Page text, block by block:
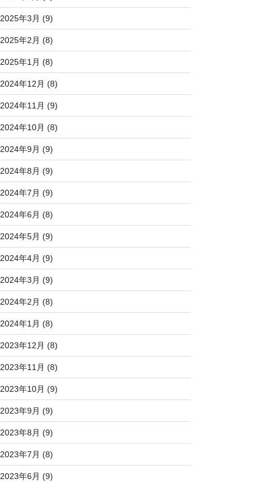
2025年3月 (9)
2025年2月 (8)
2025年1月 (8)
2024年12月 (8)
2024年11月 (9)
2024年10月 (8)
2024年9月 (9)
2024年8月 (9)
2024年7月 (9)
2024年6月 (8)
2024年5月 (9)
2024年4月 (9)
2024年3月 (9)
2024年2月 (8)
2024年1月 (8)
2023年12月 (8)
2023年11月 (8)
2023年10月 (9)
2023年9月 (9)
2023年8月 (9)
2023年7月 (8)
2023年6月 (9)